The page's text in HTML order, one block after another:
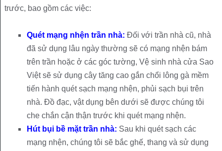
trước, bao gồm các việc:
Quét mạng nhện trần nhà: Đối với trần nhà cũ, nhà
đã sử dụng lâu ngày thường sẽ có mạng nhện bám
trên trần hoặc ở các góc tường, Vệ sinh nhà cửa Sao
Việt sẽ sử dụng cây tăng cao gắn chổi lông gà mềm
tiến hành quét sạch mạng nhện, phủi sạch bụi trên
nhà. Đồ đạc, vật dụng bên dưới sẽ được chúng tôi
che chắn cận thận trước khi quét mạng nhện.
Hút bụi bề mặt trần nhà: Sau khi quét sạch các
mạng nhện, chúng tôi sẽ bắc ghế, thang và sử dụng